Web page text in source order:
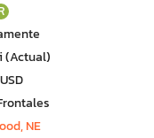
(Actual)
NE